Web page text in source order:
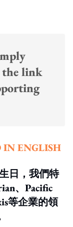
sharing option
the link
IN ENGLISH
日，我們特
、Pacific
等企業的領